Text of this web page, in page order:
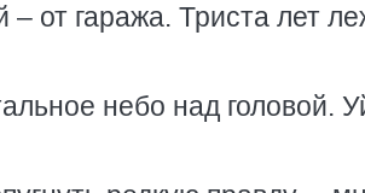
от гаража. Триста лет
небо над головой.